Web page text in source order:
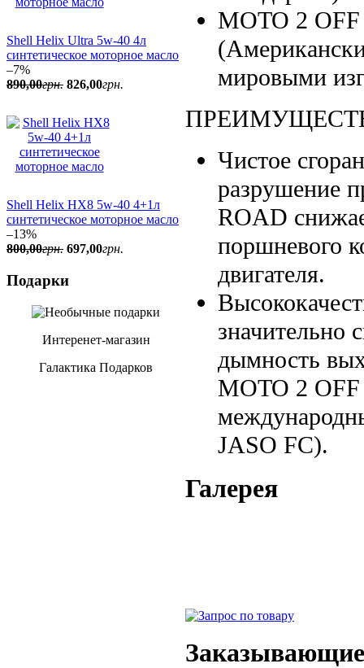
Shell Helix Ultra 5w-40 4л
синтетическое моторное масло
–7%
890,00грн. 826,00грн.
Shell Helix HX8 5w-40 4+1л
синтетическое моторное масло
–13%
800,00грн. 697,00грн.
Подарки
Интеренет-магазин
Галактика Подарков
MOTO 2
мировыми
Чистое
разрушение
ROAD
поршневого
двигателя.
значительно
дымность
MOTO 2 OFF
JASO FC).
Галерея